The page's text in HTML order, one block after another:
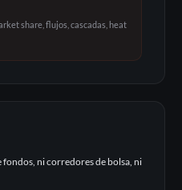
share, flujos, cascadas, heat
ni corredores de bolsa, ni